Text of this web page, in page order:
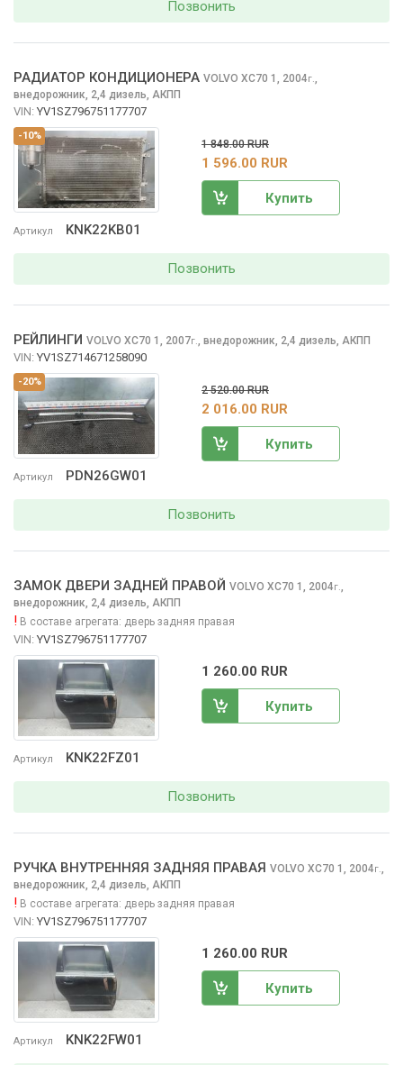
Позвонить
-10%
Артикул KNK22KB01
РАДИАТОР КОНДИЦИОНЕРА VOLVO XC70 1, 2004г.,
внедорожник, 2,4 дизель, АКПП
VIN: YV1SZ796751177707
1 848.00 RUR
1 596.00 RUR
Купить
Позвонить
-20%
Артикул PDN26GW01
РЕЙЛИНГИ VOLVO XC70 1, 2007г., внедорожник, 2,4 дизель, АКПП
VIN: YV1SZ714671258090
2 520.00 RUR
2 016.00 RUR
Купить
Позвонить
Артикул KNK22FZ01
ЗАМОК ДВЕРИ ЗАДНЕЙ ПРАВОЙ VOLVO XC70 1, 2004г.,
внедорожник, 2,4 дизель, АКПП
! В составе агрегата: дверь задняя правая
VIN: YV1SZ796751177707
1 260.00 RUR
Купить
Позвонить
Артикул KNK22FW01
РУЧКА ВНУТРЕННЯЯ ЗАДНЯЯ ПРАВАЯ VOLVO XC70 1, 2004г.,
внедорожник, 2,4 дизель, АКПП
! В составе агрегата: дверь задняя правая
VIN: YV1SZ796751177707
1 260.00 RUR
Купить